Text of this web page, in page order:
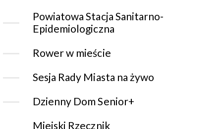
Powiatowa Stacja Sanitarno-
Epidemiologiczna
Rower w mieście
Sesja Rady Miasta na żywo
Dzienny Dom Senior+
Miejski Rzecznik